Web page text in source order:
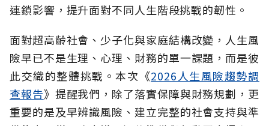
連鎖影響，提升面對不同人生階段挑戰的韌性。
面對超高齡社會、少子化與家庭結構改變，人生風
險早已不是生理、心理、財務的單一課題，而是彼
此交織的整體挑戰。本次《2026人生風險趨勢調
查報告》提醒我們，除了落實保障與財務規劃，更
重要的是及早辨識風險、建立完整的社會支持與準